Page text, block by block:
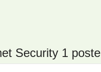
Security 1 poste